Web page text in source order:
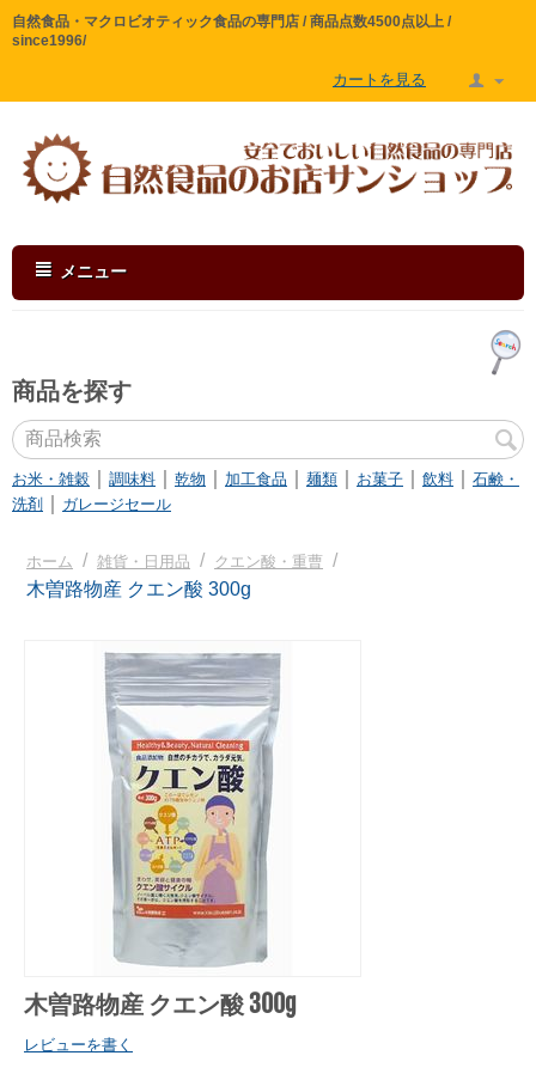
自然食品・マクロビオティック食品の専門店 / 商品点数4500点以上 /
since1996/
カートを見る
メニュー
商品を探す
お米・雑穀 調味料 乾物 加工食品 麺類 お菓子 飲料
石鹸・
洗剤
ガレージセール
ホーム / 雑貨・日用品 / クエン酸・重曹 /
木曽路物産 クエン酸 300g
木曽路物産 クエン酸 300g
レビューを書く